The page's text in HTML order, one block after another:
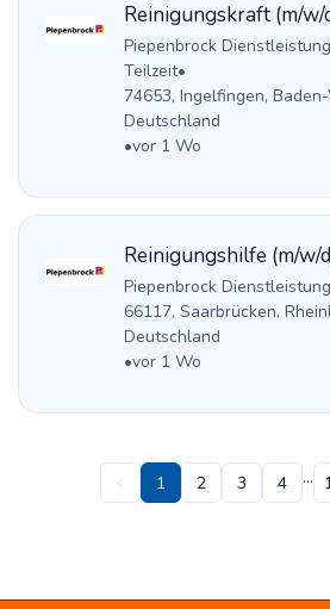
Reinigungskraft (m/w/
Piepenbrock
Teilzeit•
74653, Ingelfingen,
Deutschland
•vor 1 Wo
Reinigungshilfe (m/w/
Piepenbrock
66117, Saarbrücken,
Deutschland
•vor 1 Wo
1 2 3 4 ...